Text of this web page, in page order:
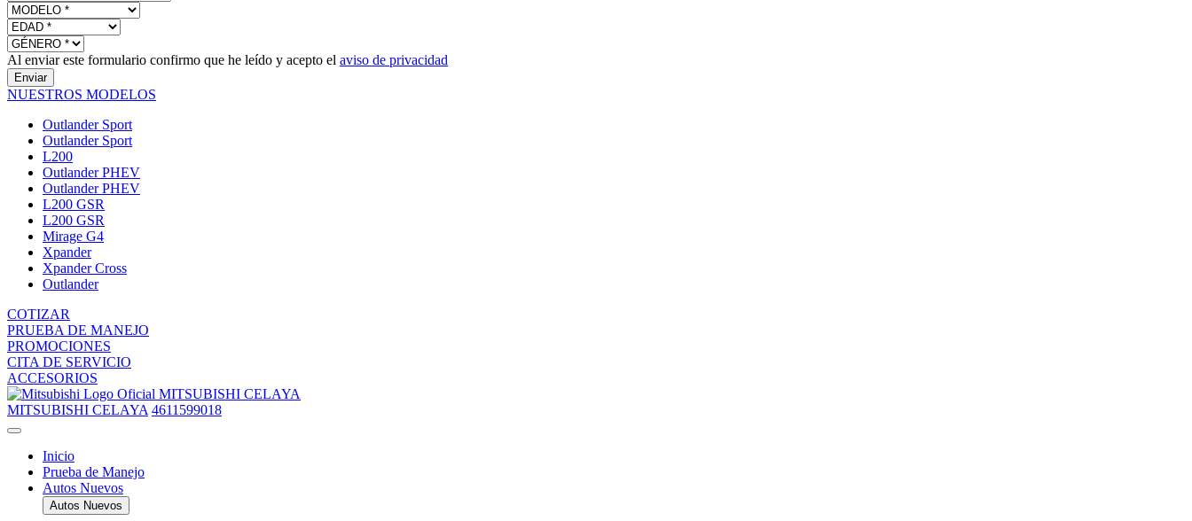
Al enviar este formulario confirmo que he leído y acepto el aviso de privacidad
Enviar
NUESTROS MODELOS
Outlander Sport
Outlander Sport
L200
Outlander PHEV
Outlander PHEV
L200 GSR
L200 GSR
Mirage G4
Xpander
Xpander Cross
Outlander
COTIZAR
PRUEBA DE MANEJO
PROMOCIONES
CITA DE SERVICIO
ACCESORIOS
MITSUBISHI CELAYA
MITSUBISHI CELAYA 4611599018
Inicio
Prueba de Manejo
Autos Nuevos
Autos Nuevos